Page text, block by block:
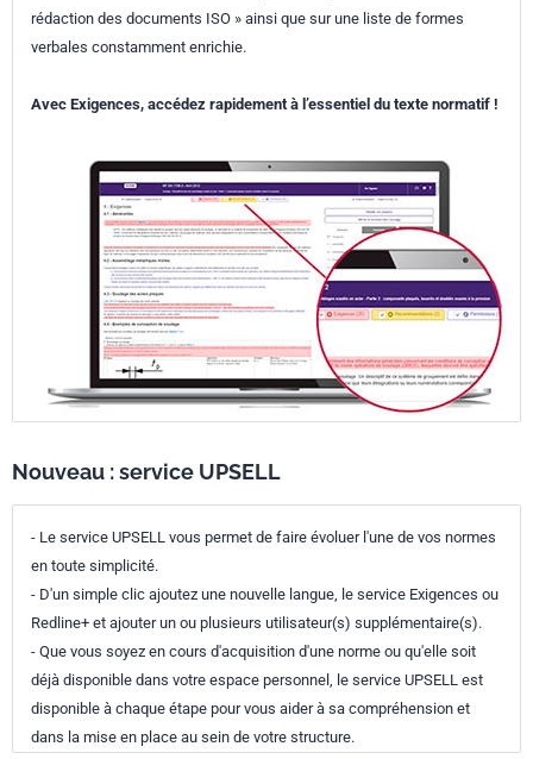
rédaction des documents ISO » ainsi que sur une liste de formes
verbales constamment enrichie.
Avec Exigences, accédez rapidement à l’essentiel du texte normatif !
Nouveau : service UPSELL
- Le service UPSELL vous permet de faire évoluer l'une de vos normes
en toute simplicité.
- D'un simple clic ajoutez une nouvelle langue, le service Exigences ou
Redline+ et ajouter un ou plusieurs utilisateur(s) supplémentaire(s).
- Que vous soyez en cours d'acquisition d'une norme ou qu'elle soit
déjà disponible dans votre espace personnel, le service UPSELL est
disponible à chaque étape pour vous aider à sa compréhension et
dans la mise en place au sein de votre structure.